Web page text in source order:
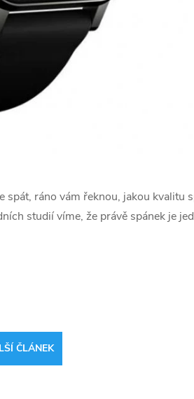
ráno vám řeknou, jakou kvalitu
studií víme, že právě spánek je
ČLÁNEK